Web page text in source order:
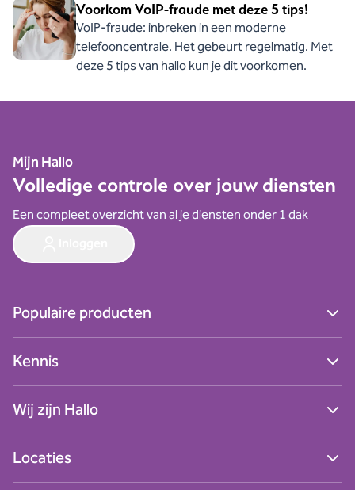
Voorkom VoIP-fraude met deze 5 tips!
VoIP-fraude: inbreken in een moderne
telefooncentrale. Het gebeurt regelmatig. Met
deze 5 tips van hallo kun je dit voorkomen.
Mijn Hallo
Volledige controle over jouw diensten
Een compleet overzicht van al je diensten onder 1 dak
Populaire producten
Digitale werkplek
Cybersecurity
Zakelijk internet
Netwerken
Zakelijk mobiel
Zakelijke telefonie
Data & AI
Kennis
Nieuws
Succesverhalen
Webinars
Podcasts
Wij zijn Hallo
Over ons
Werken bij Hallo
Locaties